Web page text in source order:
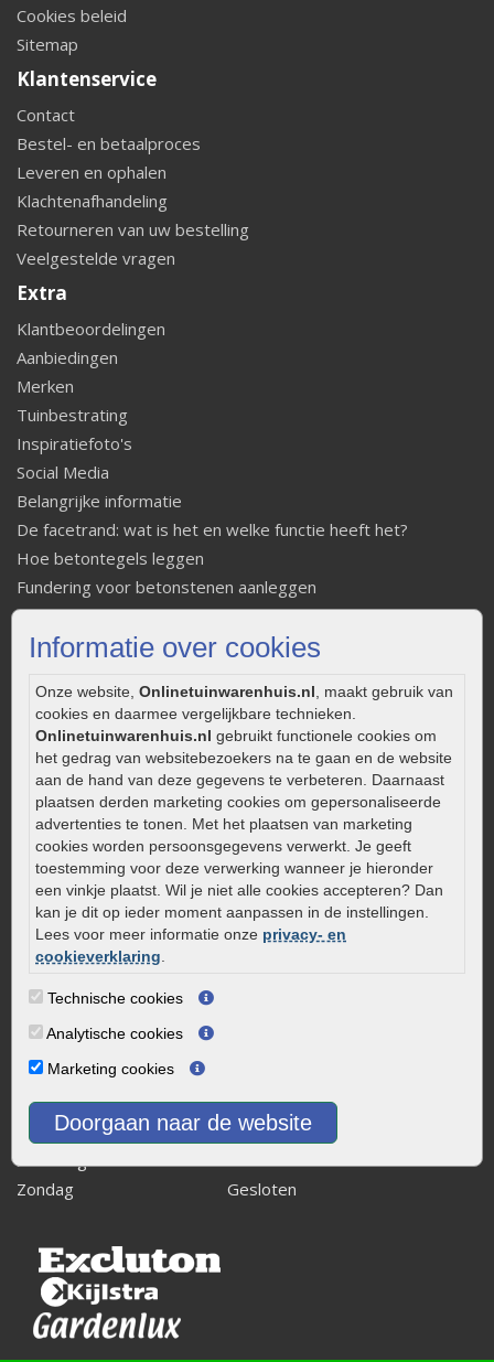
Informatie over cookies
Onze website, Onlinetuinwarenhuis.nl, maakt gebruik van
cookies en daarmee vergelijkbare technieken.
Onlinetuinwarenhuis.nl gebruikt functionele cookies om
het gedrag van websitebezoekers na te gaan en de website
aan de hand van deze gegevens te verbeteren. Daarnaast
plaatsen derden marketing cookies om gepersonaliseerde
advertenties te tonen. Met het plaatsen van marketing
cookies worden persoonsgegevens verwerkt. Je geeft
toestemming voor deze verwerking wanneer je hieronder
een vinkje plaatst. Wil je niet alle cookies accepteren? Dan
kan je dit op ieder moment aanpassen in de instellingen.
Lees voor meer informatie onze privacy- en
cookieverklaring.
Technische cookies
Analytische cookies
Marketing cookies
Doorgaan naar de website
Cookies beleid
Sitemap
Klantenservice
Contact
Bestel- en betaalproces
Leveren en ophalen
Klachtenafhandeling
Retourneren van uw bestelling
Veelgestelde vragen
Extra
Klantbeoordelingen
Aanbiedingen
Merken
Tuinbestrating
Inspiratiefoto's
Social Media
Belangrijke informatie
De facetrand: wat is het en welke functie heeft het?
Hoe betontegels leggen
Fundering voor betonstenen aanleggen
Welke tuinstijl past bij mij
Strakke tuin inrichten
Onderhoud van gebakken bestrating
Aanlegtips voor gebakken bestrating
Zelf een terras aanleggen
Kleine stadstuin inrichten
0320 – 219170
Kaapstanderweg 41
8243 RB Lelystad
info@onlinetuinwarenhuis.nl
Routebeschrijving
Dinsdag
Woensdag
Donderdag
08:00 - 17:00
Vrijdag
08:00 - 17:00
Zaterdag
08:00 - 15.00
Zondag
Gesloten